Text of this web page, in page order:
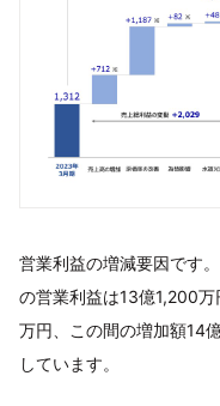
営業利益の増減要因です
の営業利益は13億1,200
万円、この間の増加額14
しています。